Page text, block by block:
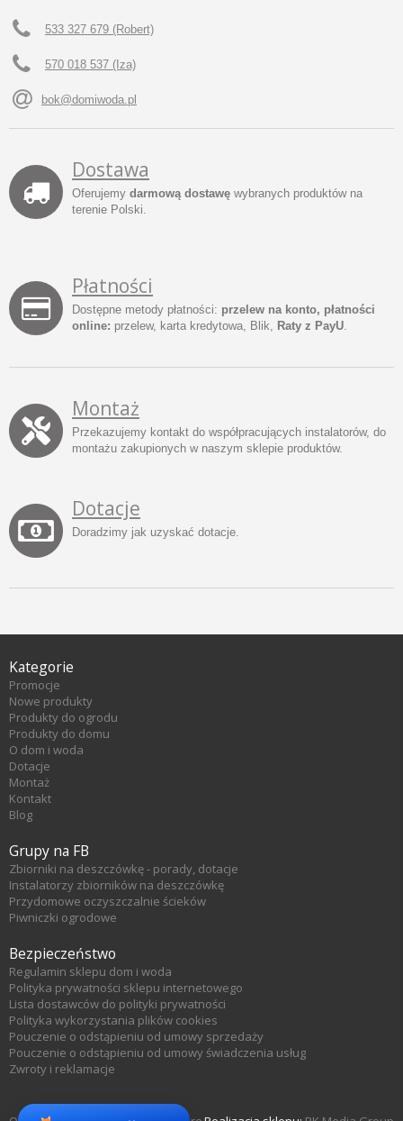
533 327 679 (Robert)
570 018 537 (Iza)
bok@domiwoda.pl
Dostawa
Oferujemy darmową dostawę wybranych produktów na
terenie Polski.
Płatności
Dostępne metody płatności: przelew na konto, płatności
online: przelew, karta kredytowa, Blik, Raty z PayU.
Montaż
Przekazujemy kontakt do współpracujących instalatorów, do
montażu zakupionych w naszym sklepie produktów.
Dotacje
Doradzimy jak uzyskać dotacje.
Kategorie
Promocje
Nowe produkty
Produkty do ogrodu
Produkty do domu
O dom i woda
Dotacje
Montaż
Kontakt
Blog
Grupy na FB
Zbiorniki na deszczówkę - porady, dotacje
Instalatorzy zbiorników na deszczówkę
Przydomowe oczyszczalnie ścieków
Piwniczki ogrodowe
Bezpieczeństwo
Regulamin sklepu dom i woda
Polityka prywatności sklepu internetowego
Lista dostawców do polityki prywatności
Polityka wykorzystania plików cookies
Pouczenie o odstąpieniu od umowy sprzedaży
Pouczenie o odstąpieniu od umowy świadczenia usług
Zwroty i reklamacje